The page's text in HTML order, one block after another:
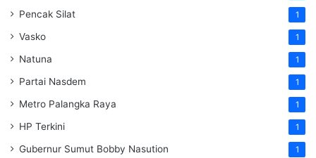
Pencak Silat 1
Vasko 1
Natuna 1
Partai Nasdem 1
Metro Palangka Raya 1
HP Terkini 1
Gubernur Sumut Bobby Nasution 1